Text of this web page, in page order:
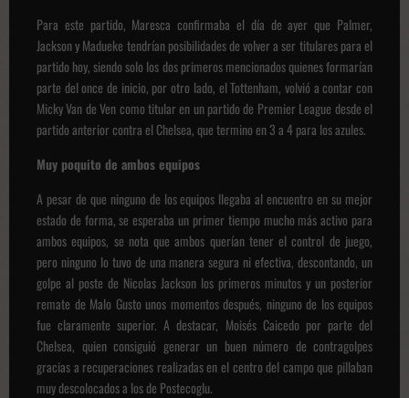
Para este partido, Maresca confirmaba el día de ayer que Palmer,
Jackson y Madueke tendrían posibilidades de volver a ser titulares para el
partido hoy, siendo solo los dos primeros mencionados quienes formarían
parte del once de inicio, por otro lado, el Tottenham, volvió a contar con
Micky Van de Ven como titular en un partido de Premier League desde el
partido anterior contra el Chelsea, que termino en 3 a 4 para los azules.
Muy poquito de ambos equipos
A pesar de que ninguno de los equipos llegaba al encuentro en su mejor
estado de forma, se esperaba un primer tiempo mucho más activo para
ambos equipos, se nota que ambos querían tener el control de juego,
pero ninguno lo tuvo de una manera segura ni efectiva, descontando, un
golpe al poste de Nicolas Jackson los primeros minutos y un posterior
remate de Malo Gusto unos momentos después, ninguno de los equipos
fue claramente superior. A destacar, Moisés Caicedo por parte del
Chelsea, quien consiguió generar un buen número de contragolpes
gracias a recuperaciones realizadas en el centro del campo que pillaban
muy descolocados a los de Postecoglu.